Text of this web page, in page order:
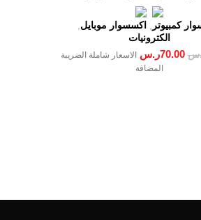
كمبيوتر اكسسوار موبايل
الكترونيات
70.00ر.س
الاسعار شاملة الضريبة
المضافة